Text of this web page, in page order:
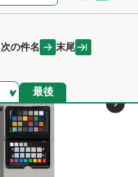
次の件名 末尾
最後